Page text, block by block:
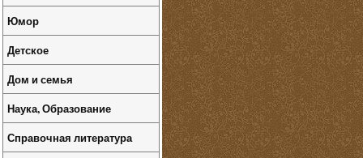
Юмор
Детское
Дом и семья
Наука, Образование
Справочная литература